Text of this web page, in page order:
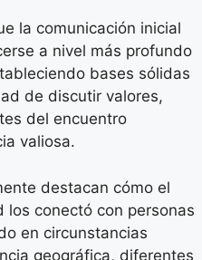
la comunicación inicial
a nivel más profundo
bases sólidas
de discutir valores,
del encuentro
valiosa.
destacan cómo el
conectó con personas
en circunstancias
geográfica, diferentes